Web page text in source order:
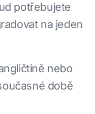
potřebujete
na jeden
nebo
době